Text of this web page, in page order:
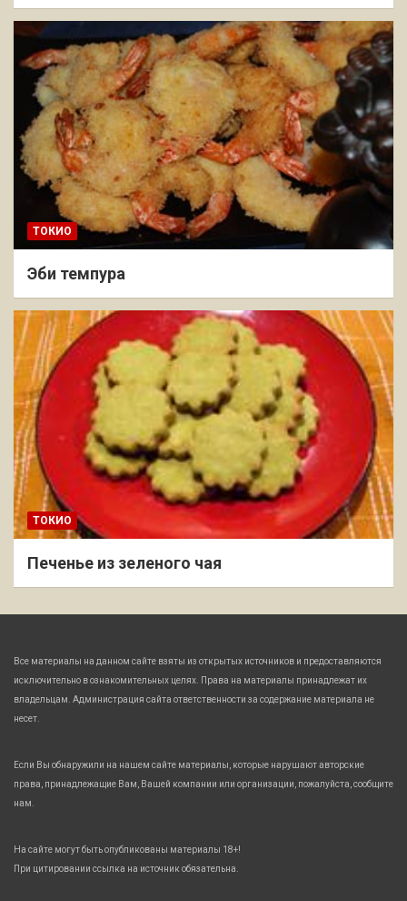
ТОКИО
Эби темпура
ТОКИО
Печенье из зеленого чая
Все материалы на данном сайте взяты из открытых источников и предоставляются
исключительно в ознакомительных целях. Права на материалы принадлежат их
владельцам. Администрация сайта ответственности за содержание материала не
несет.
Если Вы обнаружили на нашем сайте материалы, которые нарушают авторские
права, принадлежащие Вам, Вашей компании или организации, пожалуйста, сообщите
нам.
На сайте могут быть опубликованы материалы 18+!
При цитировании ссылка на источник обязательна.